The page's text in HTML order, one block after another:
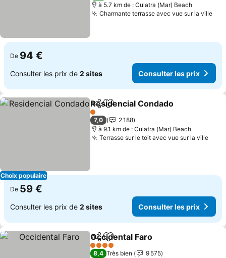
à 5.7 km de : Culatra (Mar) Beach
Charmante terrasse avec vue sur la ville
De 94 €
Consulter les prix de 2 sites Consulter les prix
Choix populaire
PartagerAjouter à mes favoris
Residencial Condado
1 Étoiles
7,0
2 188
à 9.1 km de : Culatra (Mar) Beach
Terrasse sur le toit avec vue sur la ville
De 59 €
Consulter les prix de 2 sites Consulter les prix
PartagerAjouter à mes favoris
Occidental Faro
4 Étoiles
8,4 Très bien
9 575